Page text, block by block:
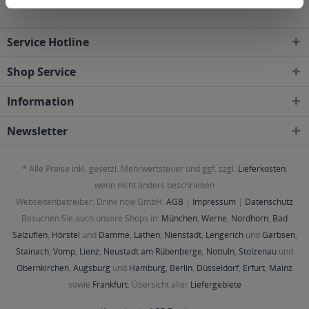
Service Hotline
Shop Service
Information
Newsletter
* Alle Preise inkl. gesetzl. Mehrwertsteuer und ggf. zzgl. Lieferkosten,
wenn nicht anders beschrieben
Webseitenbetreiber: Drink now GmbH: AGB | Impressum | Datenschutz
Besuchen Sie auch unsere Shops in: München, Werne, Nordhorn, Bad
Salzuflen, Hörstel und Damme, Lathen, Nienstädt, Lengerichund Garbsen,
Stainach, Vomp, Lienz, Neustadt am Rübenberge, Nottuln, Stolzenau und
Obernkirchen, Augsburg und Hamburg, Berlin, Düsseldorf, Erfurt, Mainz
sowie Frankfurt. Übersicht aller Liefergebiete